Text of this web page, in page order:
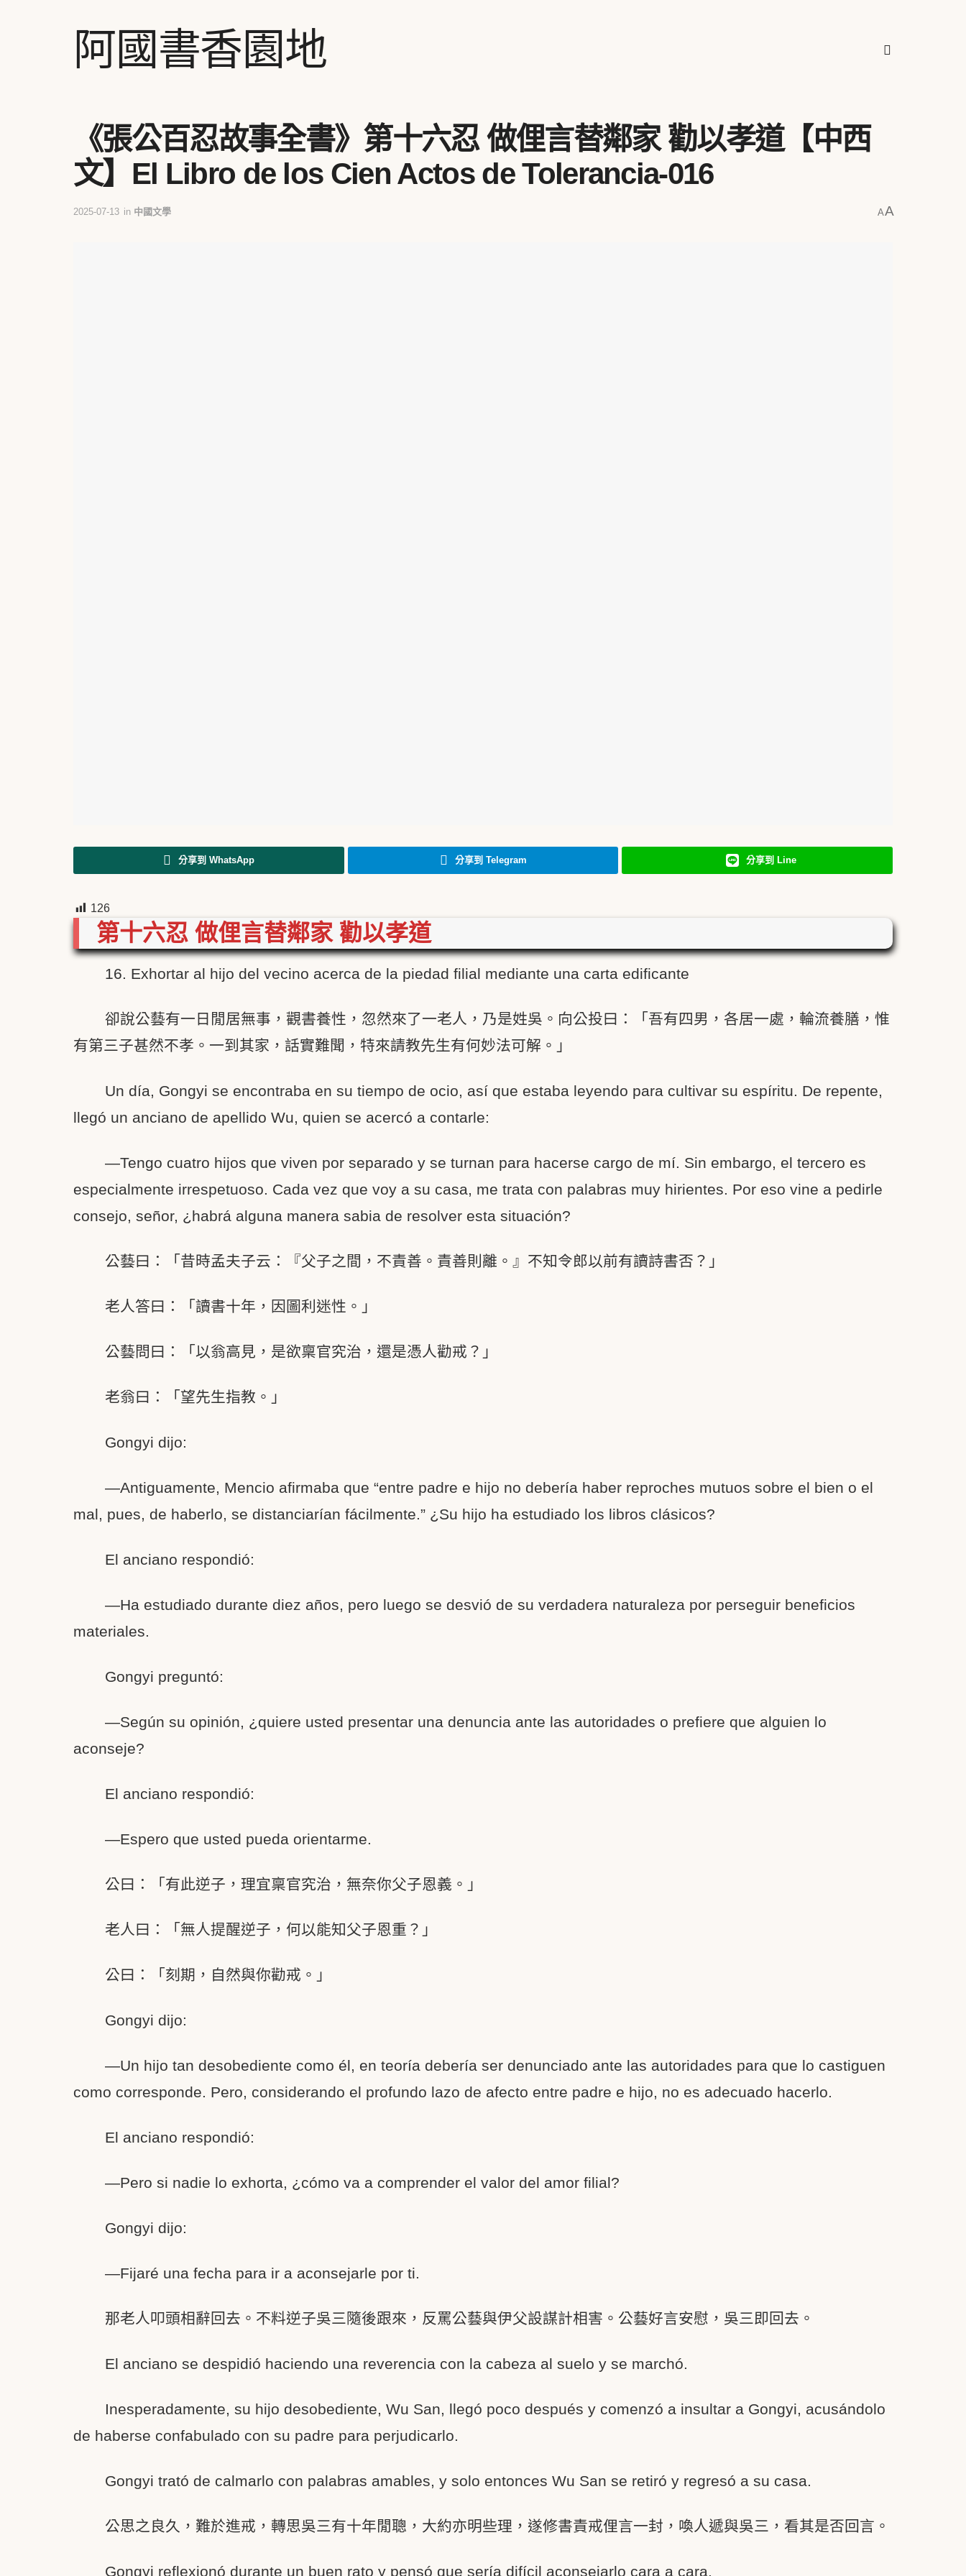
阿國書香園地
《張公百忍故事全書》第十六忍 做俚言替鄰家 勸以孝道【中西
文】El Libro de los Cien Actos de Tolerancia-016
2025-07-13 in 中國文學 AA
分享到 WhatsApp 分享到 Telegram 分享到 Line
126
第十六忍 做俚言替鄰家 勸以孝道
16. Exhortar al hijo del vecino acerca de la piedad filial mediante una carta edificante
卻說公藝有一日閒居無事，觀書養性，忽然來了一老人，乃是姓吳。向公投曰：「吾有四男，各居一處，輪流養膳，惟
有第三子甚然不孝。一到其家，話實難聞，特來請教先生有何妙法可解。」
Un día, Gongyi se encontraba en su tiempo de ocio, así que estaba leyendo para cultivar su espíritu. De repente,
llegó un anciano de apellido Wu, quien se acercó a contarle:
—Tengo cuatro hijos que viven por separado y se turnan para hacerse cargo de mí. Sin embargo, el tercero es
especialmente irrespetuoso. Cada vez que voy a su casa, me trata con palabras muy hirientes. Por eso vine a pedirle
consejo, señor, ¿habrá alguna manera sabia de resolver esta situación?
公藝曰：「昔時孟夫子云：『父子之間，不責善。責善則離。』不知令郎以前有讀詩書否？」
老人答曰：「讀書十年，因圖利迷性。」
公藝問曰：「以翁高見，是欲稟官究治，還是憑人勸戒？」
老翁曰：「望先生指教。」
Gongyi dijo:
—Antiguamente, Mencio afirmaba que “entre padre e hijo no debería haber reproches mutuos sobre el bien o el
mal, pues, de haberlo, se distanciarían fácilmente.” ¿Su hijo ha estudiado los libros clásicos?
El anciano respondió:
—Ha estudiado durante diez años, pero luego se desvió de su verdadera naturaleza por perseguir beneficios
materiales.
Gongyi preguntó:
—Según su opinión, ¿quiere usted presentar una denuncia ante las autoridades o prefiere que alguien lo
aconseje?
El anciano respondió:
—Espero que usted pueda orientarme.
公曰：「有此逆子，理宜稟官究治，無奈你父子恩義。」
老人曰：「無人提醒逆子，何以能知父子恩重？」
公曰：「刻期，自然與你勸戒。」
Gongyi dijo:
—Un hijo tan desobediente como él, en teoría debería ser denunciado ante las autoridades para que lo castiguen
como corresponde. Pero, considerando el profundo lazo de afecto entre padre e hijo, no es adecuado hacerlo.
El anciano respondió:
—Pero si nadie lo exhorta, ¿cómo va a comprender el valor del amor filial?
Gongyi dijo:
—Fijaré una fecha para ir a aconsejarle por ti.
那老人叩頭相辭回去。不料逆子吳三隨後跟來，反罵公藝與伊父設謀計相害。公藝好言安慰，吳三即回去。
El anciano se despidió haciendo una reverencia con la cabeza al suelo y se marchó.
Inesperadamente, su hijo desobediente, Wu San, llegó poco después y comenzó a insultar a Gongyi, acusándolo
de haberse confabulado con su padre para perjudicarlo.
Gongyi trató de calmarlo con palabras amables, y solo entonces Wu San se retiró y regresó a su casa.
公思之良久，難於進戒，轉思吳三有十年閒聰，大約亦明些理，遂修書責戒俚言一封，喚人遞與吳三，看其是否回言。
Gongyi reflexionó durante un buen rato y pensó que sería difícil aconsejarlo cara a cara.